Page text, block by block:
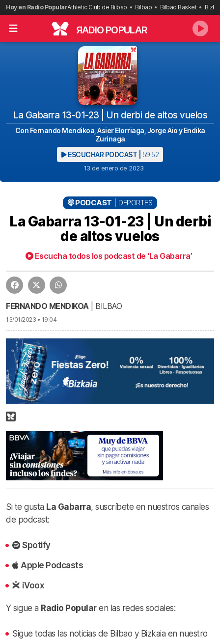
Saltar
al
contenido
Hoy en Radio PopularAthletic Club de Bilbao Bilbao Bilbao Basket
RADIO POPULAR
La Gabarra 13-01-23 | Un derbi de altos vuelos
Con Fernando Mendikoa, Asier Elorriaga, Jorge Aio y Endika
Zurinaga
ESCUCHAR PODCAST | 59:52
13 de enero de 2023
PODCAST DEPORTES
La Gabarra 13-01-23 | Un derbi
de altos vuelos
Escucha todos los podcast de ‘La Gabarra’
59:52 La Gabarra 13-01-23 | Un derbi de altos vuelos | La Gabarra 13-01-23 | Un derbi de altos vuelos
FERNANDO MENDIKOA| BILBAO
13/01/2023 • 19:04
Si te gusta La Gabarra, suscríbete en nuestros canales
de podcast:
Spotify
Apple Podcasts
iVoox
Y sigue a Radio Popularen las redes sociales:
Sigue todas las noticias de Bilbao y Bizkaia en nuestro